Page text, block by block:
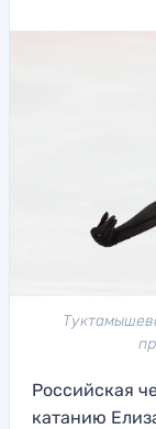
Российская
катанию